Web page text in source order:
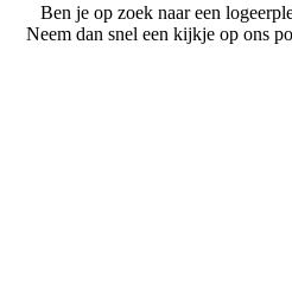
Ben je op zoek naar een
Neem dan snel een kijkje op ons